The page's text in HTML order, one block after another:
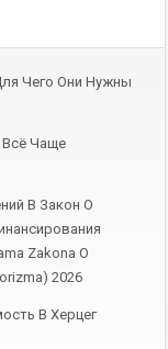
Чего Они Нужны
Всё Чаще
В Закон О
Zakona O
2026
В Херцег